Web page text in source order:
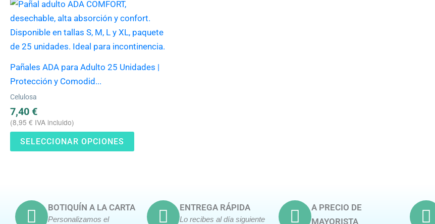
Pañales ADA para Adulto 25 Unidades |
Protección y Comodid...
Celulosa
7,40 €
(8,95 € IVA incluido)
SELECCIONAR OPCIONES
producto
tiene
múltiples
elegir
producto
BOTIQUÍN A LA CARTA
Personalizamos el
ENTREGA RÁPIDA
Lo recibes al día siguiente
A PRECIO DE
MAYORISTA